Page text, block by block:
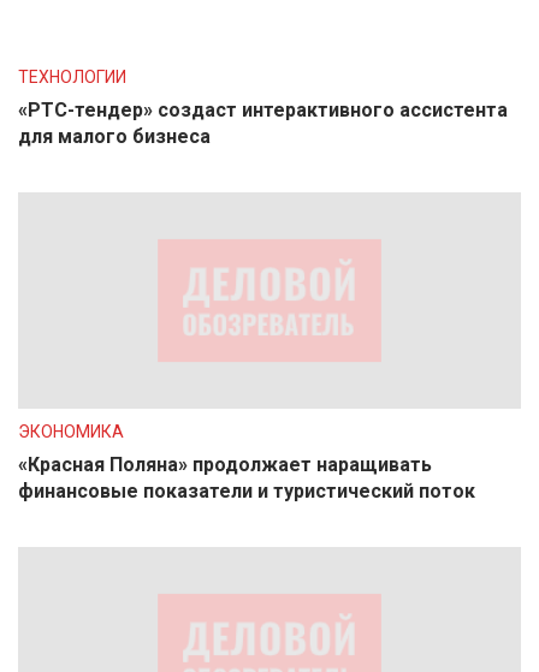
ТЕХНОЛОГИИ
«РТС-тендер» создаст интерактивного ассистента
для малого бизнеса
ЭКОНОМИКА
«Красная Поляна» продолжает наращивать
финансовые показатели и туристический поток